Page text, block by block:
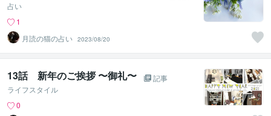
占い
1
月読の猫の占い 2023/08/20
13話 新年のご挨拶 〜御礼〜
記事
ライフスタイル
0